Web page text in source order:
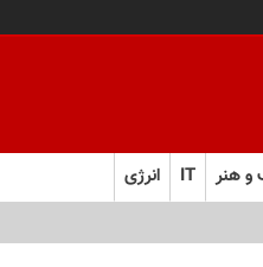
و هنر IT انرژی